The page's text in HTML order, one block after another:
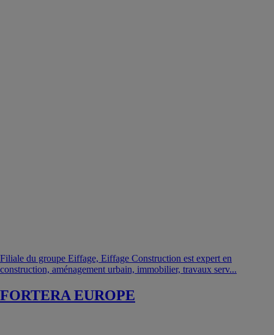
Filiale du groupe Eiffage, Eiffage Construction est expert en
construction, aménagement urbain, immobilier, travaux serv...
FORTERA EUROPE